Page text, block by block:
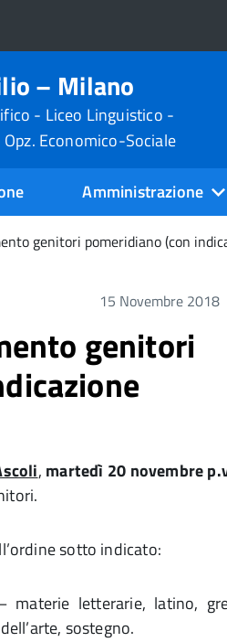
– Milano
- Liceo Linguistico -
Economico-Sociale
Amministrazione
genitori pomeridiano (con
15 Novembre 2018
genitori
, martedì 20 novembre
sotto indicato:
materie letterarie, latino,
sostegno.